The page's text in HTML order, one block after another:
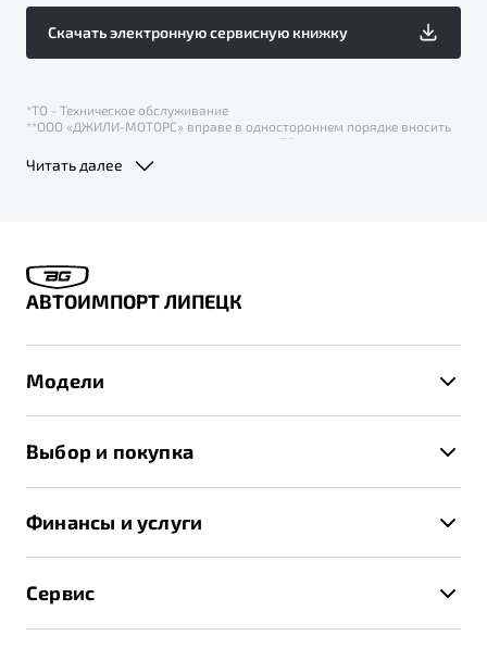
Скачать электронную сервисную книжку
*ТО - Техническое обслуживание
**ООО «ДЖИЛИ-МОТОРС» вправе в одностороннем порядке вносить
изменения в регламент периодического ТО.
С 01.09.2025 г. ООО «Слава Моторс Рус» не является официальным
дистрибьютором автомобилей «Belgee», с 01.09.2025 г. права и
Моторс Рус» исполнит обязательства в полном объеме.
Читать далее
АВТОИМПОРТ ЛИПЕЦК
Модели
X70
Выбор и покупка
Спецпредложения и Акции
Записаться на тест-драйв
Получить предложение
Финансы и услуги
Трейд-ин
Сервис